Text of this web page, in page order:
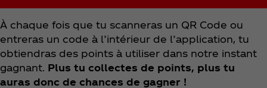
À chaque fois que tu scanneras un QR Code ou
entreras un code à l’intérieur de l’application, tu
obtiendras des points à utiliser dans notre instant
gagnant. Plus tu collectes de points, plus tu
auras donc de chances de gagner !